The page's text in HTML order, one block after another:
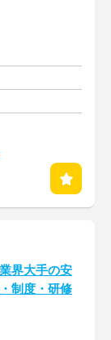
界大手の安
制度・研修